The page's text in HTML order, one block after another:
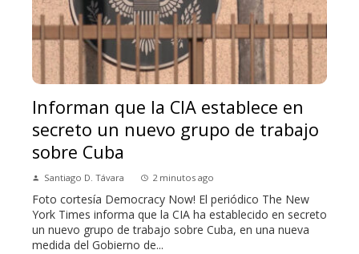
Informan que la CIA establece en
secreto un nuevo grupo de trabajo
sobre Cuba
Santiago D. Távara 2 minutos ago
Foto cortesía Democracy Now! El periódico The New
York Times informa que la CIA ha establecido en secreto
un nuevo grupo de trabajo sobre Cuba, en una nueva
medida del Gobierno de...